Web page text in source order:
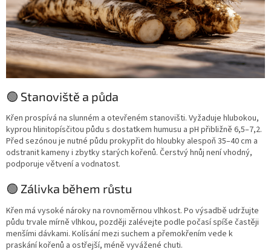
🟢 Stanoviště a půda
Křen prospívá na slunném a otevřeném stanovišti. Vyžaduje hlubokou,
kyprou hlinitopísčitou půdu s dostatkem humusu a pH přibližně 6,5–7,2.
Před sezónou je nutné půdu prokypřit do hloubky alespoň 35–40 cm a
odstranit kameny i zbytky starých kořenů. Čerstvý hnůj není vhodný,
podporuje větvení a vodnatost.
🟢 Zálivka během růstu
Křen má vysoké nároky na rovnoměrnou vlhkost. Po výsadbě udržujte
půdu trvale mírně vlhkou, později zalévejte podle počasí spíše častěji
menšími dávkami. Kolísání mezi suchem a přemokřením vede k
praskání kořenů a ostřejší, méně vyvážené chuti.